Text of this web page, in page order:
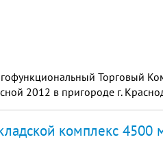
Торговый
2012 в пригороде г.
комплекс 4500